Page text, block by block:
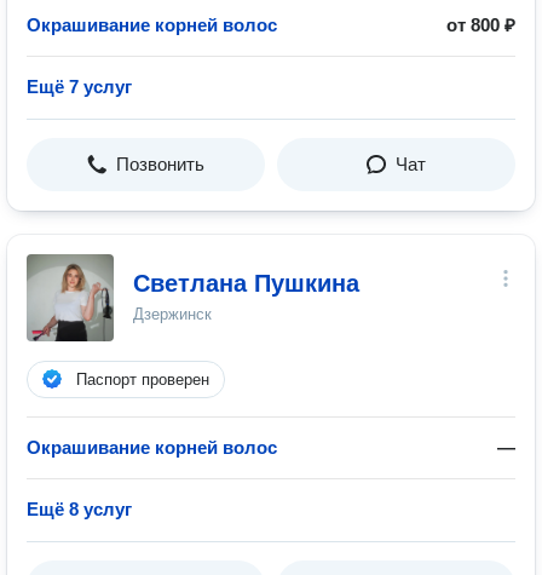
Окрашивание корней волос от 800 ₽
Ещё 7 услуг
Позвонить Чат
Светлана Пушкина
Дзержинск
Паспорт проверен
Окрашивание корней волос —
Ещё 8 услуг